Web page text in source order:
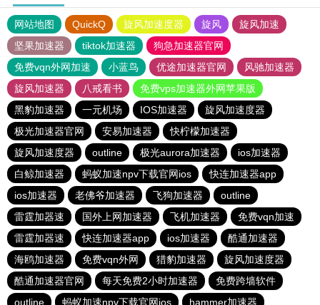
网站地图 QuickQ 旋风加速度器 旋风
旋风加速
坚果加速器
tiktok加速器
狗急加速器官网
免费vqn外网加速
小蓝鸟 优途加速器官网
风驰加速器
旋风加速器
八戒看书
免费vps加速器外网苹果版
黑豹加速器
一元机场 IOS加速器
旋风加速度器
极光加速器官网
安易加速器
快柠檬加速器
旋风加速度器
outline 极光aurora加速器
ios加速器
白鲸加速器
蚂蚁加速npv下载官网ios
快连加速器app
ios加速器
老佛爷加速器 飞狗加速器
outline
雷霆加器速
国外上网加速器 飞机加速器
免费vqn加速
雷霆加器速
快连加速器app ios加速器
酷通加速器
海鸥加速器
免费vqn外网 猎豹加速器
旋风加速度器
酷通加速器官网
每天免费2小时加速器
免费跨墙软件
outline
蚂蚁加速npv下载官网ios hammer加速器